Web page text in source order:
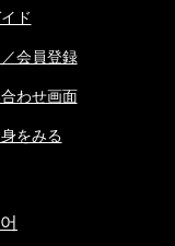
ド
会員登録
わせ画面
をみる